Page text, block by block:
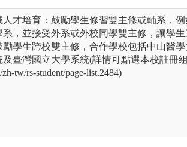
人才培育：鼓勵學生修習雙主修或輔系，
系，並接受外系或外校同學雙主修，讓學生
勵學生跨校雙主修，合作學校包括中山醫
臺灣國立大學系統(詳情可點選本校註冊組
tw/rs-student/page-list.2484)